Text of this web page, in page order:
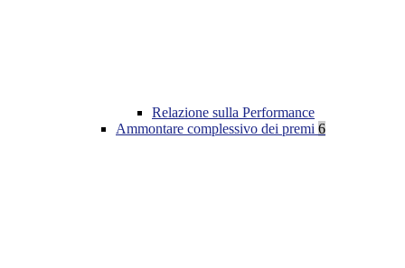
Relazione sulla Performance
Ammontare complessivo dei premi 6